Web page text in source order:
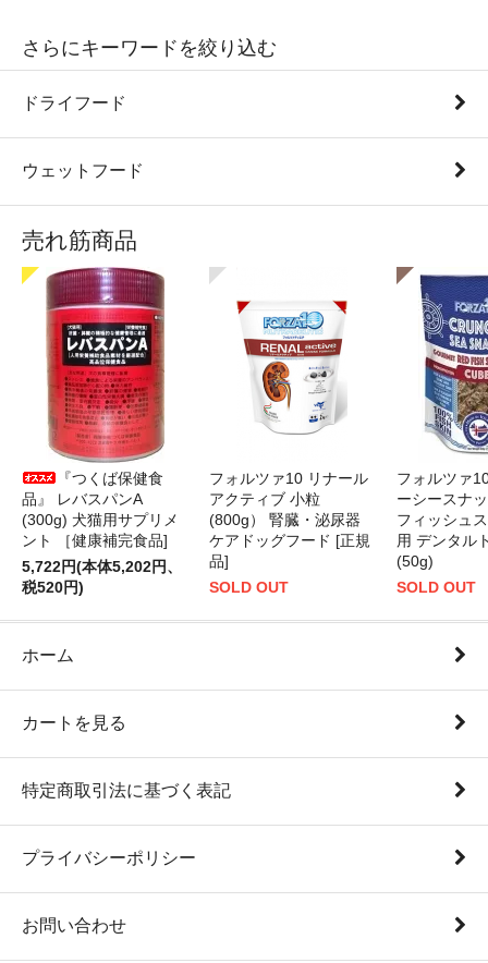
さらにキーワードを絞り込む
ドライフード
ウェットフード
売れ筋商品
『つくば保健食
品』 レバスパンA
(300g) 犬猫用サプリメ
ント ［健康補完食品]
5,722円(本体5,202円、
税520円)
フォルツァ10 リナール
アクティブ 小粒
(800g） 腎臓・泌尿器
ケアドッグフード [正規
品]
SOLD OUT
フォルツァ
ーシースナ
フィッシュ
用 デンタル
(50g)
SOLD OUT
ホーム
カートを見る
特定商取引法に基づく表記
プライバシーポリシー
お問い合わせ